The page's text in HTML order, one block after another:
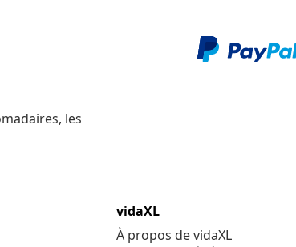
les
vidaXL
À propos de vidaXL